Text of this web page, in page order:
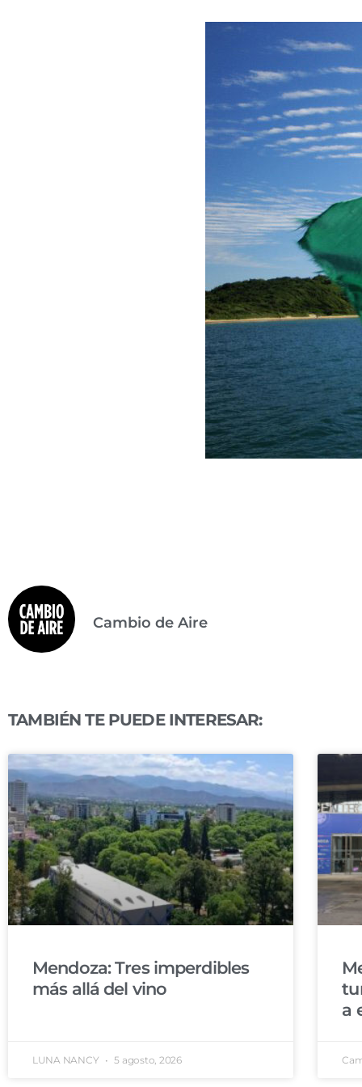
Cambio de Aire
TAMBIÉN TE PUEDE INTERESAR:
Mendoza: Tres imperdibles
más allá del vino
LUNA NANCY 5 agosto, 2026
a